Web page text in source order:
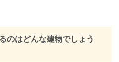
のはどんな建物でしょう